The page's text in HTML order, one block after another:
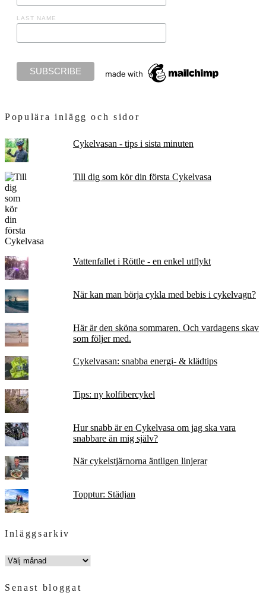
LAST NAME
Populära inlägg och sidor
Cykelvasan - tips i sista minuten
Till dig som kör din första Cykelvasa
Vattenfallet i Röttle - en enkel utflykt
När kan man börja cykla med bebis i cykelvagn?
Här är den sköna sommaren. Och vardagens skav
som följer med.
Cykelvasan: snabba energi- & klädtips
Tips: ny kolfibercykel
Hur snabb är en Cykelvasa om jag ska vara
snabbare än mig själv?
När cykelstjärnorna äntligen linjerar
Topptur: Städjan
Inläggsarkiv
INLÄGGSARKIV
Senast bloggat